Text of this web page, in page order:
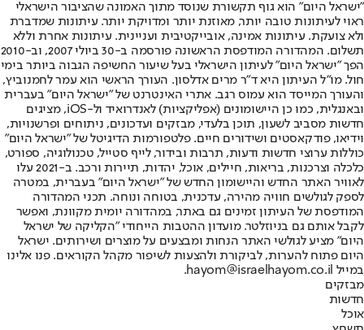
"ישראל היום" הוא גוף תקשורת שנוסד מתוך האמונה שהציבור הישראלי
ראוי לעיתונות טובה יותר, מאוזנת יותר ומדויקת יותר. עיתונות שמדברת
ולא צועקת. עיתונות אמינה, אובייקטיבית ועניינית. עיתונות אחרת וללא
תשלום. המהדורה המודפסת הראשונה פורסמה ב-30 ביולי 2007, וב-2010
הפך "ישראל היום" לעיתון הישראלי בעל שיעור החשיפה הגבוה ביותר בימי
חול. מו"ל העיתון היא ד"ר מרים אדלסון. העורך הראשי הוא עמר לחמנוביץ,
והעורך המייסד הוא עמוס רגב. אתרי האינטרנט של "ישראל היום" בעברית
ובאנגלית, כמו כן היישומונים (אפליקציות) לאנדרואיד ול-iOS, מציגים
חדשות מסביב לשעון, תוכן בלעדי, מבזקים ועדכונים, ניתוחים ופרשנויות,
וידיאו, פודקאסטים ושידורים חיים. פלטפורמות הדיגיטל של "ישראל היום"
כוללות ערוצי חדשות ודעות, תרבות ובידור, לייף סטייל, טכנולוגיה, ספורט,
כלכלה וצרכנות, בריאות, חיילים, אוכל, יהדות, תיירות ורכב. ב-2021 עלו
לאוויר האתר החדש והיישומון החדש של "ישראל היום" בעברית, במטרה
לספק לגולשים חוויה מהירה, עדכנית, בטוחה ונוחה. תכני המהדורה
המודפסת של העיתון זמינים גם באתר, במהדורה יומית מקוונת, ואפשר
לקבל אותם גם בניוזלטר. מועדון ההטבות הייחודי "הקליקה של ישראל
היום" מציע לגולשי האתר הנחות ומבצעים על מוצרים ושירותים. ישראל
היום פתוח להערות, לביקורת ולהצעות לשיפור מקהל הקוראים. פנו אלינו
במייל hayom@israelhayom.co.il.
מבזקים
חדשות
אוכל